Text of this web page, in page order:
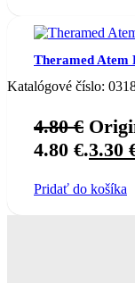
Theramed Atem
Katalógové číslo:
4.80€
4.80 €.3.30
Pridať do košíka